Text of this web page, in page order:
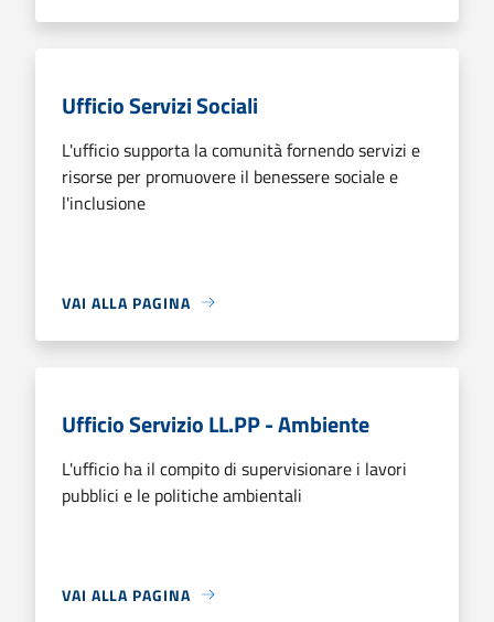
Ufficio Servizi Sociali
L'ufficio supporta la comunità fornendo servizi e
risorse per promuovere il benessere sociale e
l'inclusione
VAI ALLA PAGINA
Ufficio Servizio LL.PP - Ambiente
L'ufficio ha il compito di supervisionare i lavori
pubblici e le politiche ambientali
VAI ALLA PAGINA